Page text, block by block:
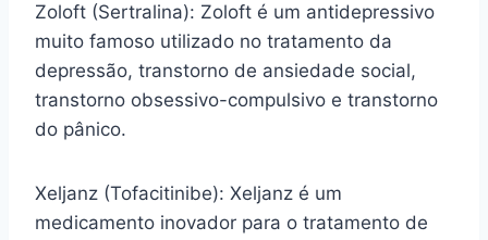
Zoloft (Sertralina): Zoloft é um antidepressivo
muito famoso utilizado no tratamento da
depressão, transtorno de ansiedade social,
transtorno obsessivo-compulsivo e transtorno
do pânico.
Xeljanz (Tofacitinibe): Xeljanz é um
medicamento inovador para o tratamento de